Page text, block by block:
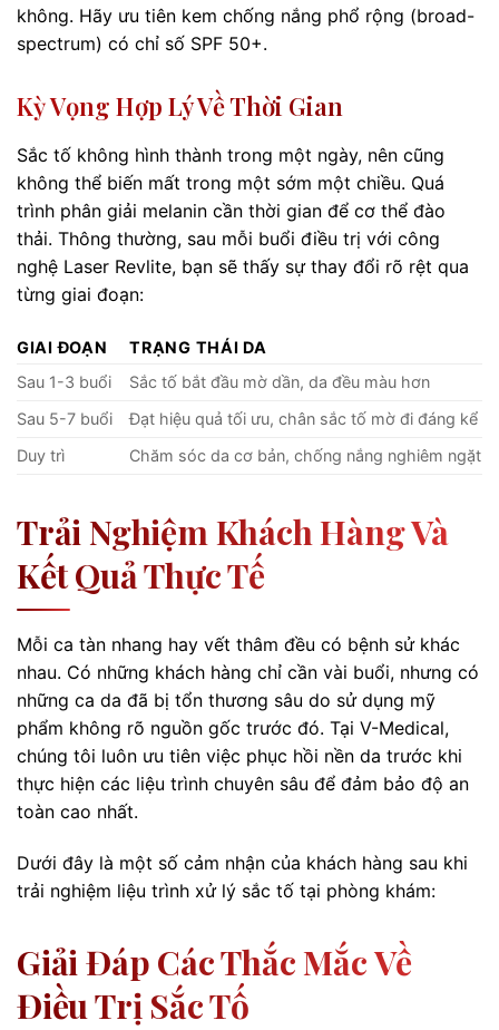
không. Hãy ưu tiên kem chống nắng phổ rộng (broad-
spectrum) có chỉ số SPF 50+.
Kỳ Vọng Hợp Lý Về Thời Gian
Sắc tố không hình thành trong một ngày, nên cũng
không thể biến mất trong một sớm một chiều. Quá
trình phân giải melanin cần thời gian để cơ thể đào
thải. Thông thường, sau mỗi buổi điều trị với công
nghệ Laser Revlite, bạn sẽ thấy sự thay đổi rõ rệt qua
từng giai đoạn:
GIAI ĐOẠN
TRẠNG THÁI DA
Sau 1-3 buổi
Sắc tố bắt đầu mờ dần, da đều màu hơn
Sau 5-7 buổi
Đạt hiệu quả tối ưu, chân sắc tố mờ đi đáng kể
Duy trì
Chăm sóc da cơ bản, chống nắng nghiêm ngặt
Trải Nghiệm Khách Hàng Và
Kết Quả Thực Tế
Mỗi ca tàn nhang hay vết thâm đều có bệnh sử khác
nhau. Có những khách hàng chỉ cần vài buổi, nhưng có
những ca da đã bị tổn thương sâu do sử dụng mỹ
phẩm không rõ nguồn gốc trước đó. Tại V-Medical,
chúng tôi luôn ưu tiên việc phục hồi nền da trước khi
thực hiện các liệu trình chuyên sâu để đảm bảo độ an
toàn cao nhất.
Dưới đây là một số cảm nhận của khách hàng sau khi
trải nghiệm liệu trình xử lý sắc tố tại phòng khám:
Giải Đáp Các Thắc Mắc Về
Điều Trị Sắc Tố